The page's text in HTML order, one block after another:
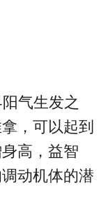
气生发之
，可以起到
高，益智
动机体的潜